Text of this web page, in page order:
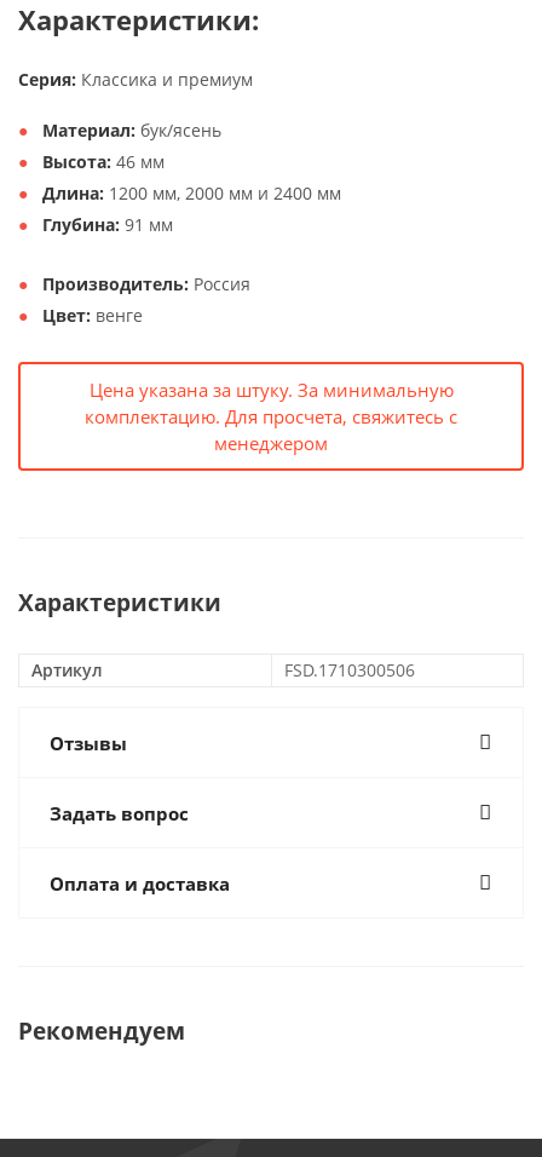
Характеристики:
Серия: Классика и премиум
Материал: бук/ясень
Высота: 46 мм
Длина: 1200 мм, 2000 мм и 2400 мм
Глубина: 91 мм
Производитель: Россия
Цвет: венге
Цена указана за штуку. За минимальную
комплектацию. Для просчета, свяжитесь с
менеджером
Характеристики
Артикул FSD.1710300506
Отзывы
Задать вопрос
Оплата и доставка
Рекомендуем